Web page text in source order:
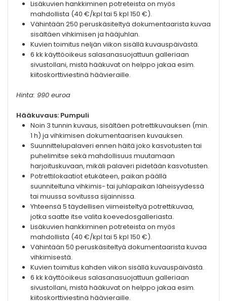
Lisäkuvien hankkiminen potreteista on myös
mahdollista (40 €/kpl tai 5 kpl 150 €).
Vähintään 250 peruskäsiteltyä dokumentaarista kuvaa
sisältäen vihkimisen ja hääjuhlan.
Kuvien toimitus neljän viikon sisällä kuvauspäivästä.
6 kk käyttöoikeus salasanasuojattuun galleriaan
sivustollani, mistä hääkuvat on helppo jakaa esim.
kiitoskorttiviestinä häävieraille.
Hinta: 990 euroa
Hääkuvaus: Pumpuli
Noin 3 tunnin kuvaus, sisältäen potrettikuvauksen (min.
1 h) ja vihkimisen dokumentaarisen kuvauksen.
Suunnittelupalaveri ennen häitä joko kasvotusten tai
puhelimitse sekä mahdollisuus muutamaan
harjoituskuvaan, mikäli palaveri pidetään kasvotusten.
Potrettilokaatiot etukäteen, paikan päällä
suunniteltuna vihkimis- tai juhlapaikan läheisyydessä
tai muussa sovitussa sijainnissa.
Yhteensä 5 täydellisen viimeisteltyä potrettikuvaa,
jotka saatte itse valita koevedosgalleriasta.
Lisäkuvien hankkiminen potreteista on myös
mahdollista (40 €/kpl tai 5 kpl 150 €).
Vähintään 50 peruskäsiteltyä dokumentaarista kuvaa
vihkimisestä.
Kuvien toimitus kahden viikon sisällä kuvauspäivästä.
6 kk käyttöoikeus salasanasuojattuun galleriaan
sivustollani, mistä hääkuvat on helppo jakaa esim.
kiitoskorttiviestinä häävieraille.